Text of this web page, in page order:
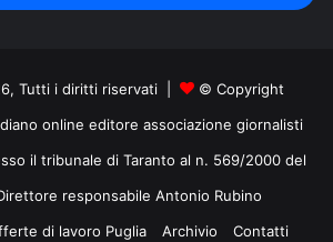
Tutti i diritti riservati |
© Copyright
online editore associazione giornalisti
il tribunale di Taranto al n. 569/2000 del
responsabile Antonio Rubino
di lavoro Puglia Archivio
Contatti